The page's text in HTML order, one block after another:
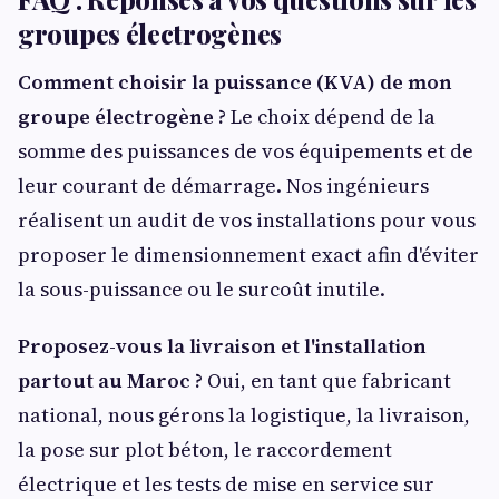
groupes électrogènes
Comment choisir la puissance (KVA) de mon
groupe électrogène ? Le choix dépend de la
somme des puissances de vos équipements et de
leur courant de démarrage. Nos ingénieurs
réalisent un audit de vos installations pour vous
proposer le dimensionnement exact afin d'éviter
la sous-puissance ou le surcoût inutile.
Proposez-vous la livraison et l'installation
partout au Maroc ? Oui, en tant que fabricant
national, nous gérons la logistique, la livraison,
la pose sur plot béton, le raccordement
électrique et les tests de mise en service sur